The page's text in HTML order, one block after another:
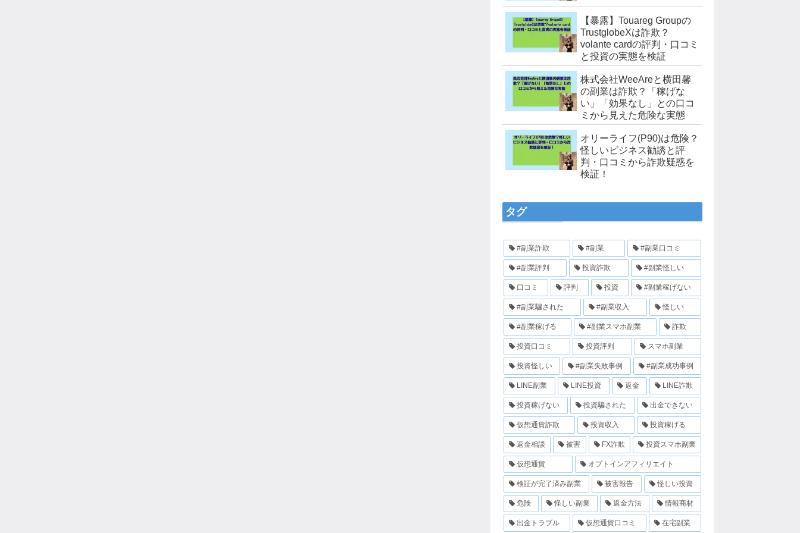
【暴露】Touareg Groupの
TrustglobeXは詐欺？
volante cardの評判・口コミ
と投資の実態を検証
株式会社WeeAreと横田馨
の副業は詐欺？「稼げな
い」「効果なし」との口コ
ミから見えた危険な実態
オリーライフ(P90)は危険？
怪しいビジネス勧誘と評
判・口コミから詐欺疑惑を
検証！
タグ
#副業詐欺 #副業 #副業口コミ
#副業評判 投資詐欺 #副業怪しい
口コミ 評判 投資 #副業稼げない
#副業騙された #副業収入 怪しい
#副業稼げる #副業スマホ副業 詐欺
投資口コミ 投資評判 スマホ副業
投資怪しい #副業失敗事例 #副業成功事例
LINE副業 LINE投資 返金 LINE詐欺
投資稼げない 投資騙された 出金できない
仮想通貨詐欺 投資収入 投資稼げる
返金相談 被害 FX詐欺 投資スマホ副業
仮想通貨 オプトインアフィリエイト
検証が完了済み副業 被害報告 怪しい投資
危険 怪しい副業 返金方法 情報商材
出金トラブル 仮想通貨口コミ 在宅副業